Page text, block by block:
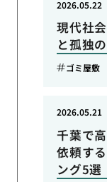
現代社
と孤独
2026.05.22
ゴミ屋敷
千葉で
依頼す
ング5選
2026.05.21